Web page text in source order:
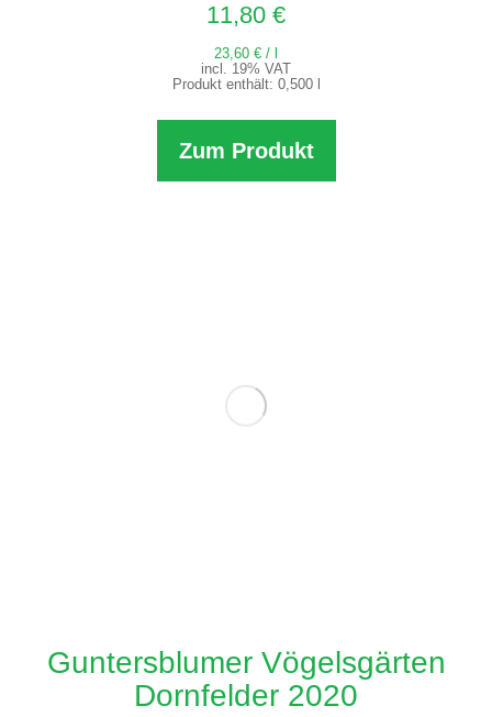
11,80 €
23,60 € /
incl. 19% VAT
Produkt enthält: 0,500
Zum Produkt
Guntersblumer Vögelsgärten
Dornfelder 2020